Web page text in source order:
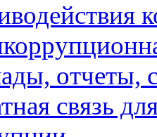
отчеты,
связь